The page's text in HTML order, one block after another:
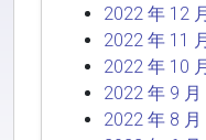
2022 年 12
2022 年 11
2022 年 10
2022 年 9 月
2022 年 8 月